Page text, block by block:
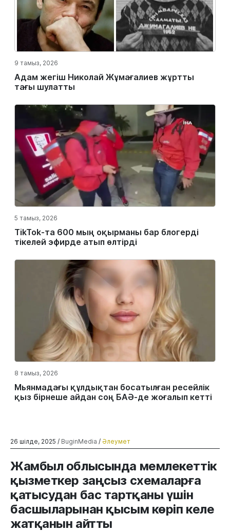
9 тамыз, 2026
Адам жегіш Николай Жұмағалиев жұртты
тағы шулатты
5 тамыз, 2026
TikTok-та 600 мың оқырманы бар блогерді
тікелей эфирде атып өлтірді
8 тамыз, 2026
Мьянмадағы құлдықтан босатылған ресейлік
қыз бірнеше айдан соң БАӘ-де жоғалып кетті
26 шілде, 2025 / BuginMedia / Әлеумет
Жамбыл облысында мемлекеттік
қызметкер заңсыз схемаларға
қатысудан бас тартқаны үшін
басшыларынан қысым көріп келе
жатқанын айтты